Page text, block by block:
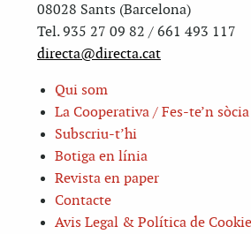
08028 Sants (Barcelona)
Tel. 935 27 09 82 / 661 493 117
directa@directa.cat
Qui som
La Cooperativa / Fes-te’n sòcia
Subscriu-t’hi
Botiga en línia
Revista en paper
Contacte
Avis Legal & Política de